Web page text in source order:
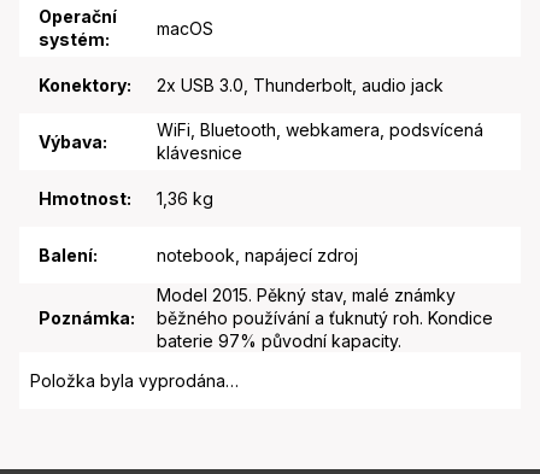
Operační
systém:
macOS
Konektory: 2x USB 3.0, Thunderbolt, audio jack
Výbava:
WiFi, Bluetooth, webkamera, podsvícená
klávesnice
Hmotnost: 1,36 kg
Balení: notebook, napájecí zdroj
Poznámka:
Model 2015. Pěkný stav, malé známky
běžného používání a ťuknutý roh. Kondice
baterie 97% původní kapacity.
Položka byla vyprodána…